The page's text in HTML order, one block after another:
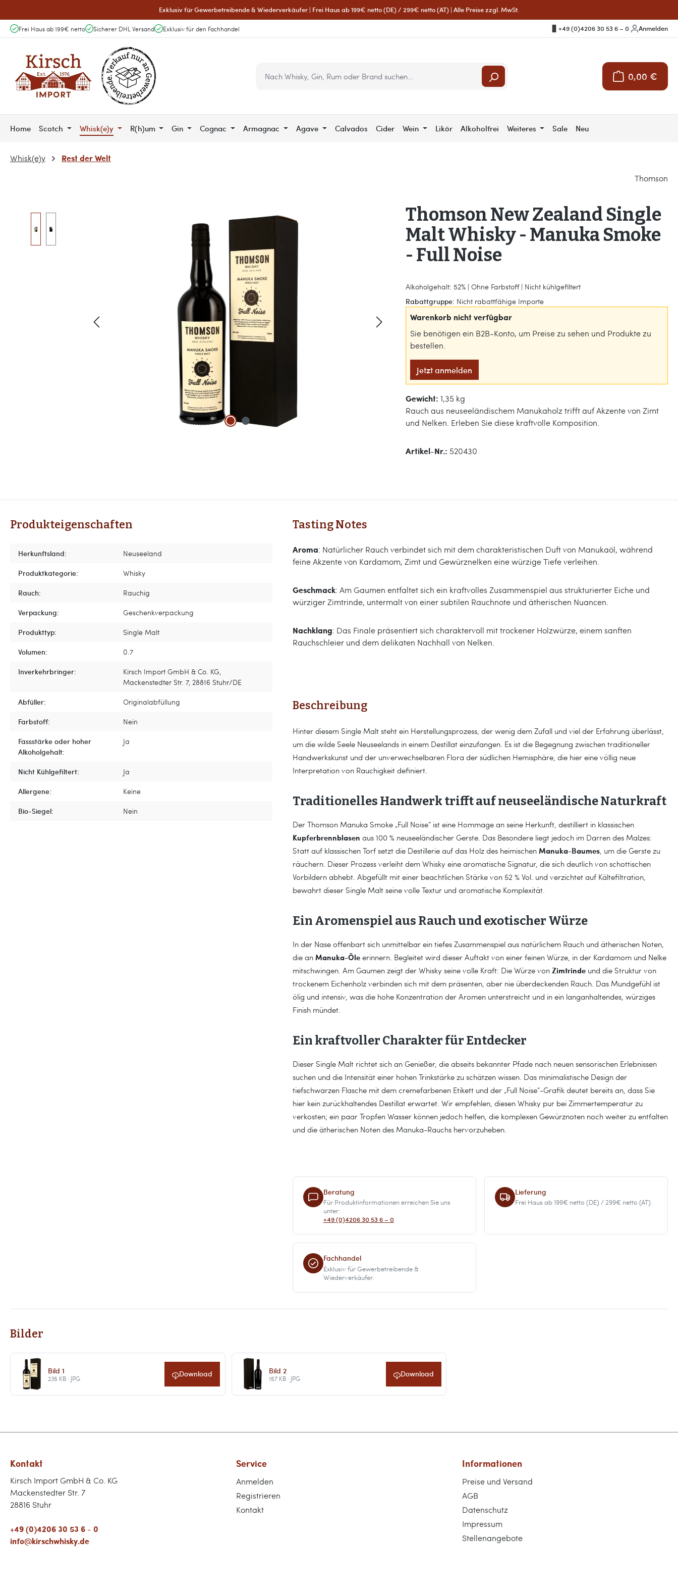
Exklusiv für Gewerbetreibende & Wiederverkäufer | Frei Haus ab 199€ netto (DE) / 299€ netto (AT) | Alle Preise zzgl. MwSt.
Frei Haus ab 199€ netto Sicherer DHL Versand Exklusiv für den Fachhandel +49 (0)4206 30 53 6 – 0 Anmelden
0,00 €
Warenkorb
Home Scotch Whisk(e)y R(h)um Gin Cognac Armagnac Agave Calvados Cider Wein Likör Alkoholfrei Weiteres Sale Neu
Whisk(e)y Rest der Welt
Thomson
Thomson New Zealand Single
Malt Whisky - Manuka Smoke
- Full Noise
Alkoholgehalt: 52% | Ohne Farbstoff | Nicht kühlgefiltert
Rabattgruppe: Nicht rabattfähige Importe
Warenkorb nicht verfügbar
Sie benötigen ein B2B-Konto, um Preise zu sehen und Produkte zu
bestellen.
Jetzt anmelden
Gewicht: 1,35 kg
Rauch aus neuseeländischem Manukaholz trifft auf Akzente von Zimt
und Nelken. Erleben Sie diese kraftvolle Komposition.
Artikel-Nr.: 520430
Produkteigenschaften
Herkunftsland:
Neuseeland
Produktkategorie:
Whisky
Rauch:
Rauchig
Verpackung:
Geschenkverpackung
Produkttyp:
Single Malt
Volumen:
0.7
Inverkehrbringer:
Kirsch Import GmbH & Co. KG,
Mackenstedter Str. 7, 28816 Stuhr/DE
Abfüller:
Originalabfüllung
Farbstoff:
Nein
Fassstärke oder hoher
Alkoholgehalt:
Ja
Nicht Kühlgefiltert:
Ja
Allergene:
Keine
Bio-Siegel:
Nein
Tasting Notes
Aroma: Natürlicher Rauch verbindet sich mit dem charakteristischen Duft von Manukaöl, während
feine Akzente von Kardamom, Zimt und Gewürznelken eine würzige Tiefe verleihen.
Geschmack: Am Gaumen entfaltet sich ein kraftvolles Zusammenspiel aus strukturierter Eiche und
würziger Zimtrinde, untermalt von einer subtilen Rauchnote und ätherischen Nuancen.
Nachklang: Das Finale präsentiert sich charaktervoll mit trockener Holzwürze, einem sanften
Rauchschleier und dem delikaten Nachhall von Nelken.
Beschreibung
Hinter diesem Single Malt steht ein Herstellungsprozess, der wenig dem Zufall und viel der Erfahrung überlässt,
um die wilde Seele Neuseelands in einem Destillat einzufangen. Es ist die Begegnung zwischen traditioneller
Handwerkskunst und der unverwechselbaren Flora der südlichen Hemisphäre, die hier eine völlig neue
Interpretation von Rauchigkeit definiert.
Traditionelles Handwerk trifft auf neuseeländische Naturkraft
Der Thomson Manuka Smoke „Full Noise“ ist eine Hommage an seine Herkunft, destilliert in klassischen
Kupferbrennblasen aus 100 % neuseeländischer Gerste. Das Besondere liegt jedoch im Darren des Malzes:
Statt auf klassischen Torf setzt die Destillerie auf das Holz des heimischen Manuka-Baumes, um die Gerste zu
räuchern. Dieser Prozess verleiht dem Whisky eine aromatische Signatur, die sich deutlich von schottischen
Vorbildern abhebt. Abgefüllt mit einer beachtlichen Stärke von 52 % Vol. und verzichtet auf Kältefiltration,
bewahrt dieser Single Malt seine volle Textur und aromatische Komplexität.
Ein Aromenspiel aus Rauch und exotischer Würze
In der Nase offenbart sich unmittelbar ein tiefes Zusammenspiel aus natürlichem Rauch und ätherischen Noten,
die an Manuka-Öle erinnern. Begleitet wird dieser Auftakt von einer feinen Würze, in der Kardamom und Nelke
mitschwingen. Am Gaumen zeigt der Whisky seine volle Kraft: Die Würze von Zimtrinde und die Struktur von
trockenem Eichenholz verbinden sich mit dem präsenten, aber nie überdeckenden Rauch. Das Mundgefühl ist
ölig und intensiv, was die hohe Konzentration der Aromen unterstreicht und in ein langanhaltendes, würziges
Finish mündet.
Ein kraftvoller Charakter für Entdecker
Dieser Single Malt richtet sich an Genießer, die abseits bekannter Pfade nach neuen sensorischen Erlebnissen
suchen und die Intensität einer hohen Trinkstärke zu schätzen wissen. Das minimalistische Design der
tiefschwarzen Flasche mit dem cremefarbenen Etikett und der „Full Noise“-Grafik deutet bereits an, dass Sie
hier kein zurückhaltendes Destillat erwartet. Wir empfehlen, diesen Whisky pur bei Zimmertemperatur zu
verkosten; ein paar Tropfen Wasser können jedoch helfen, die komplexen Gewürznoten noch weiter zu entfalten
und die ätherischen Noten des Manuka-Rauchs hervorzuheben.
Beratung
Für Produktinformationen erreichen Sie uns
unter:
+49 (0)4206 30 53 6 – 0
Lieferung
Frei Haus ab 199€ netto (DE) / 299€ netto (AT).
Fachhandel
Exklusiv für Gewerbetreibende &
Wiederverkäufer.
Bilder
Bild 1
235 KB · JPG Download Bild 2
157 KB · JPG Download
Kontakt
Kirsch Import GmbH & Co. KG
Mackenstedter Str. 7
28816 Stuhr
+49 (0)4206 30 53 6 - 0
info@kirschwhisky.de
Service
Anmelden
Registrieren
Kontakt
Informationen
Preise und Versand
AGB
Datenschutz
Impressum
Stellenangebote